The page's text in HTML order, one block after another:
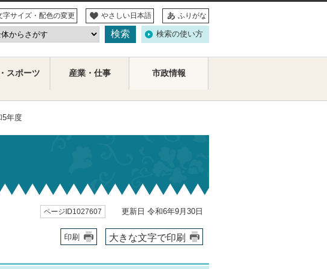
字サイズ・配色の変更 やさしい日本語 ふりがな
検索の使い方
スポーツ 産業・仕事 市政情報
5年度
ページID1027607 更新日 令和6年9月30日
印刷 大きな文字で印刷